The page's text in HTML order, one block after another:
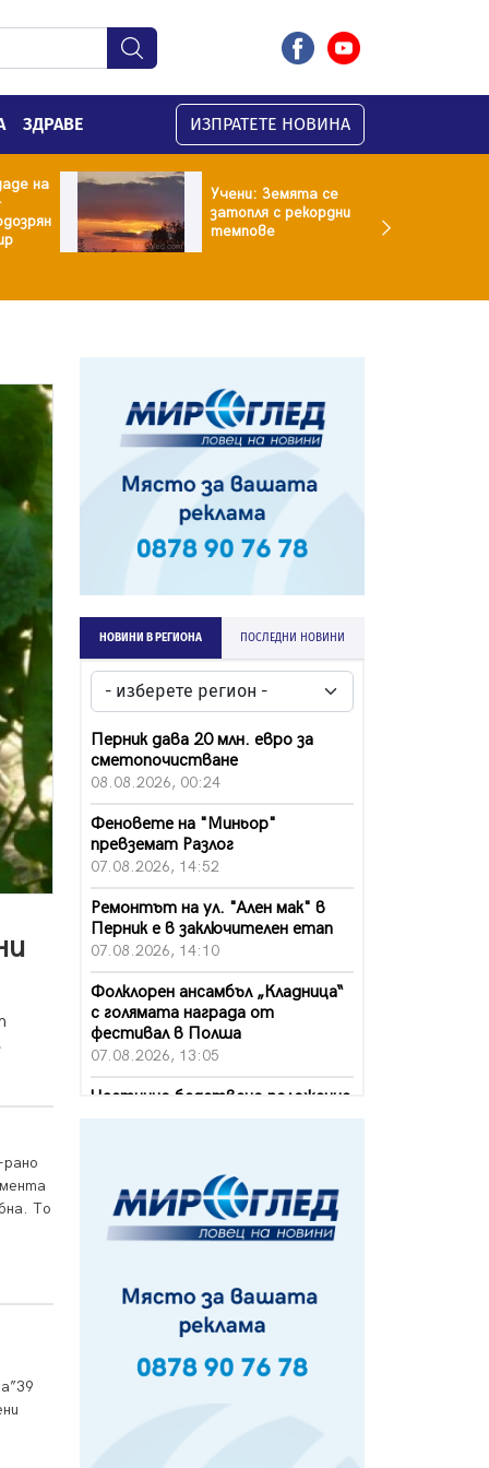
ЗДРАВЕ ИЗПРАТЕТЕ НОВИНА
на
Учени: Земята се
затопля с рекордни
темпове
То
НОВИНИ В РЕГИОНА ПОСЛЕДНИ НОВИНИ
Перник дава 20 млн. евро за
сметопочистване
08.08.2026, 00:24
Феновете на "Миньор"
превземат Разлог
07.08.2026, 14:52
Ремонтът на ул. "Ален мак" в
Перник е в заключителен етап
07.08.2026, 14:10
Фолклорен ансамбъл „Кладница“
с голямата награда от
фестивал в Полша
07.08.2026, 13:05
Частично бедствено положение
Да отговорим на жегите с филм
под звездите днес и утре
07.08.2026, 10:21
Първите крачки в помощ на
пенсионерите в Перник, вече са